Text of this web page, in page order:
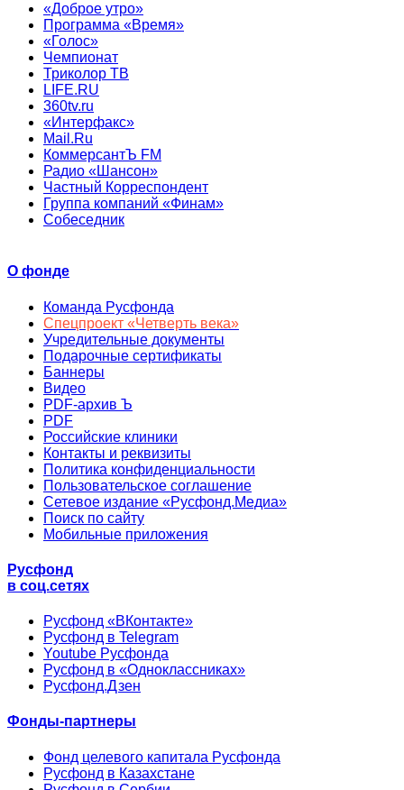
«Доброе утро»
Программа «Время»
«Голос»
Чемпионат
Триколор ТВ
LIFE.RU
360tv.ru
«Интерфакс»
Mail.Ru
КоммерсантЪ FM
Радио «Шансон»
Частный Корреспондент
Группа компаний «Финам»
Собеседник
О фонде
Команда Русфонда
Спецпроект «Четверть века»
Учредительные документы
Подарочные сертификаты
Баннеры
Видео
PDF-архив Ъ
PDF
Российские клиники
Контакты и реквизиты
Политика конфиденциальности
Пользовательское соглашение
Сетевое издание «Русфонд.Медиа»
Поиск по сайту
Мобильные приложения
Русфонд
в соц.сетях
Русфонд «ВКонтакте»
Русфонд в Telegram
Youtube Русфонда
Русфонд в «Одноклассниках»
Русфонд.Дзен
Фонды-партнеры
Фонд целевого капитала Русфонда
Русфонд в Казахстане